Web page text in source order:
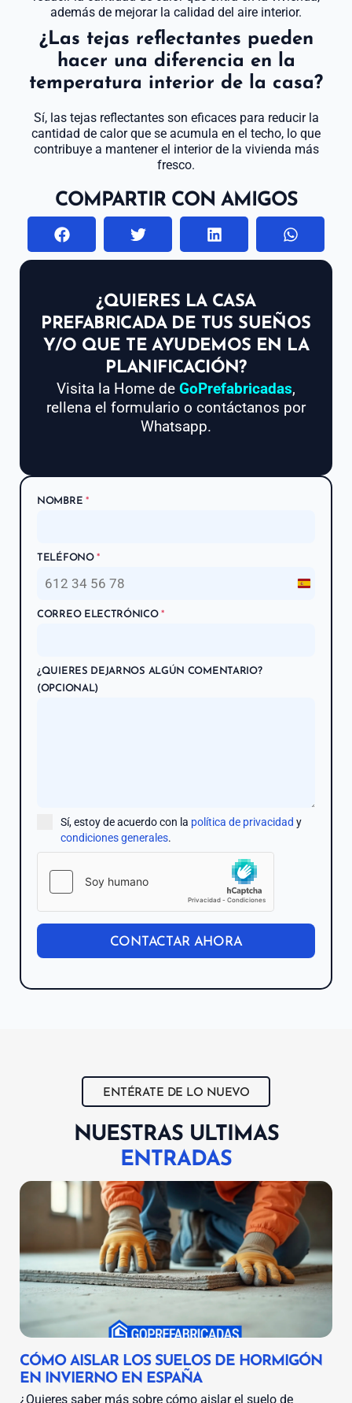
además de mejorar la calidad del aire interior.
¿Las tejas reflectantes pueden
hacer una diferencia en la
temperatura interior de la casa?
Sí, las tejas reflectantes son eficaces para reducir la
cantidad de calor que se acumula en el techo, lo que
contribuye a mantener el interior de la vivienda más
fresco.
COMPARTIR CON AMIGOS
¿QUIERES LA CASA
PREFABRICADA DE TUS SUEÑOS
Y/O QUE TE AYUDEMOS EN LA
PLANIFICACIÓN?
Visita la Home de GoPrefabricadas,
rellena el formulario o contáctanos por
Whatsapp.
NOMBRE *
TELÉFONO*
S
CORREO ELECTRÓNICO*
¿QUIERES DEJARNOS ALGÚN COMENTARIO?
(OPCIONAL)
Sí, estoy de acuerdo con la política de privacidad y
condiciones generales.
CONTACTAR AHORA
ENTÉRATE DE LO NUEVO
NUESTRAS ULTIMAS
ENTRADAS
CÓMO AISLAR LOS SUELOS DE HORMIGÓN
EN INVIERNO EN ESPAÑA
¿Quieres saber más sobre cómo aislar el suelo de